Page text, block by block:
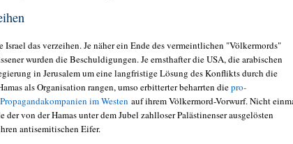
Israel das verzeihen. Je näher ein Ende des vermeintlichen "Völkermords"
wurden die Beschuldigungen. Je ernsthafter die USA, die arabischen
in Jerusalem um eine langfristige Lösung des Konflikts durch die
als Organisation rangen, umso erbitterter beharrten diepro-
im Westen auf ihrem Völkermord-Vorwurf. Nicht
der von der Hamas unter dem Jubel zahlloser Palästinenser ausgelösten
antisemitischen Eifer.